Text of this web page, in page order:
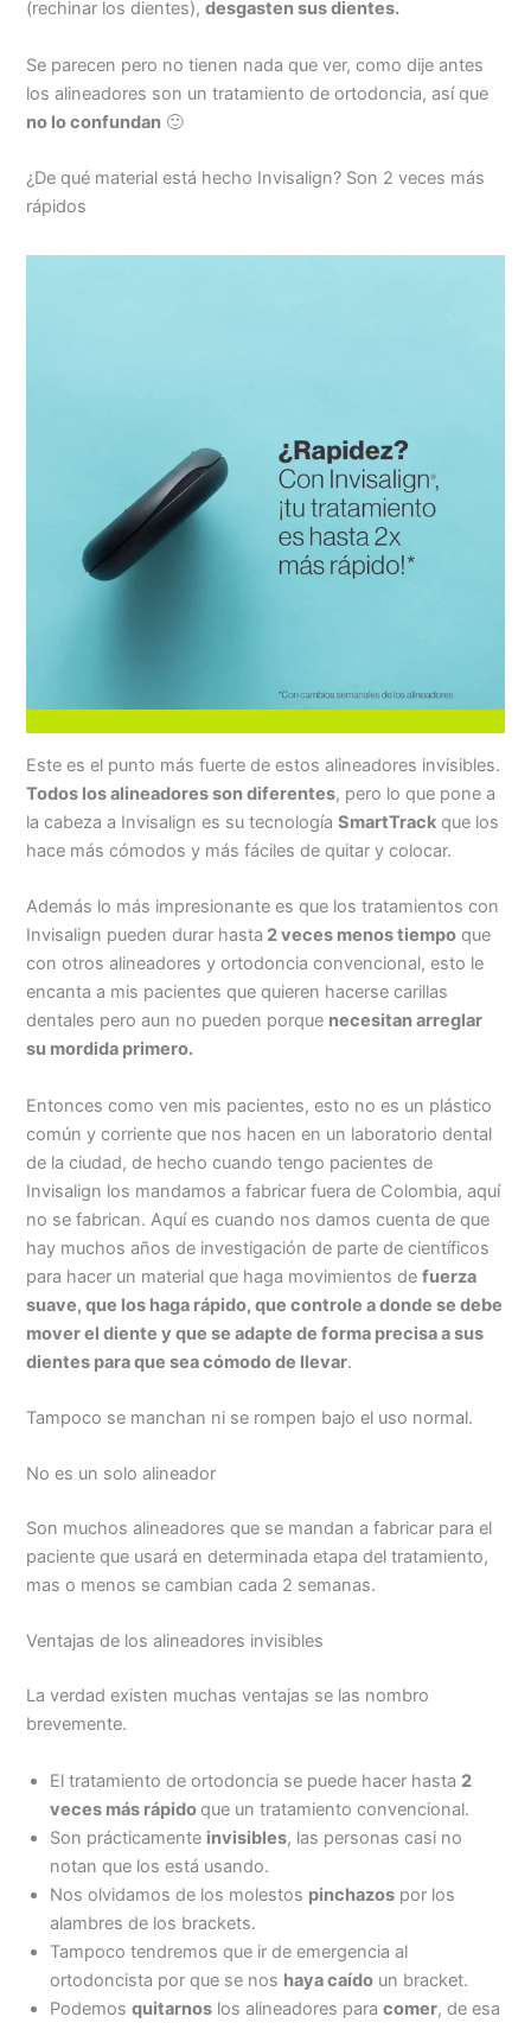
(rechinar los dientes),desgasten sus dientes.
Se parecen pero no tienen nada que ver, como dije antes
los alineadores son un tratamiento de ortodoncia, así que
no lo confundan 🙂
¿De qué material está hecho Invisalign? Son 2 veces más
rápidos
Este es el punto más fuerte de estos alineadores invisibles.
Todos los alineadores son diferentes, pero lo que pone a
la cabeza a Invisalign es su tecnologíaSmartTrack que los
hace más cómodos y más fáciles de quitar y colocar.
Además lo más impresionante es que los tratamientos con
Invisalign pueden durar hasta 2 veces menos tiempo que
con otros alineadores y ortodoncia convencional, esto le
encanta a mis pacientes que quieren hacerse carillas
dentales pero aun no pueden porque necesitan arreglar
su mordida primero.
Entonces como ven mis pacientes, esto no es un plástico
común y corriente que nos hacen en un laboratorio dental
de la ciudad, de hecho cuando tengo pacientes de
Invisalign los mandamos a fabricar fuera de Colombia, aquí
no se fabrican. Aquí es cuando nos damos cuenta de que
hay muchos años de investigación de parte de científicos
para hacer un material que haga movimientos defuerza
suave, que los haga rápido, que controle a donde se debe
mover el diente y que se adapte de forma precisa a sus
dientes para que sea cómodo de llevar.
Tampoco se manchan ni se rompen bajo el uso normal.
No es un solo alineador
Son muchos alineadores que se mandan a fabricar para el
paciente que usará en determinada etapa del tratamiento,
mas o menos se cambian cada 2 semanas.
Ventajas de los alineadores invisibles
La verdad existen muchas ventajas se las nombro
brevemente.
El tratamiento de ortodoncia se puede hacer hasta 2
veces más rápidoque un tratamiento convencional.
Son prácticamente invisibles, las personas casi no
notan que los está usando.
Nos olvidamos de los molestos pinchazos por los
alambres de los brackets.
Tampoco tendremos que ir de emergencia al
ortodoncista por que se nos haya caído un bracket.
Podemosquitarnos los alineadores paracomer, de esa